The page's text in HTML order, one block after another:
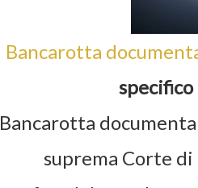
Bancarotta
specifico
Bancarotta
suprema Corte di